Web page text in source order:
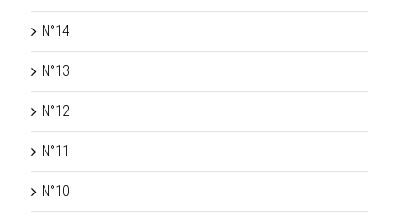
N°14
N°13
N°12
N°11
N°10